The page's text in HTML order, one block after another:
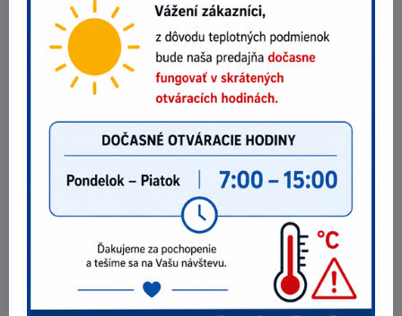
2,52 € bez DPH
Rukavice CXS TALE
1,85 €
1,50 € bez DPH
Rukavice Ardon HOBBY
ODPORÚČAME
2,80 €
2,28 €bez DPH
Zobraziť
Potrebujete poradiť?
Telefónne čísla
0903 40 80 66 / 0907 62 44 82